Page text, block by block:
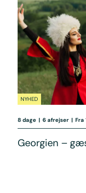
NYHED
8 dage | 6 afrejser | Fra
Georgien –